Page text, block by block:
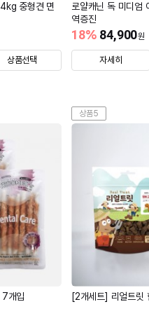
중형견 면
상품선택
로얄캐닌 독 미디엄
역증진
84,900원
18%
자세히
개입
상품5
[2개세트] 리얼트릿